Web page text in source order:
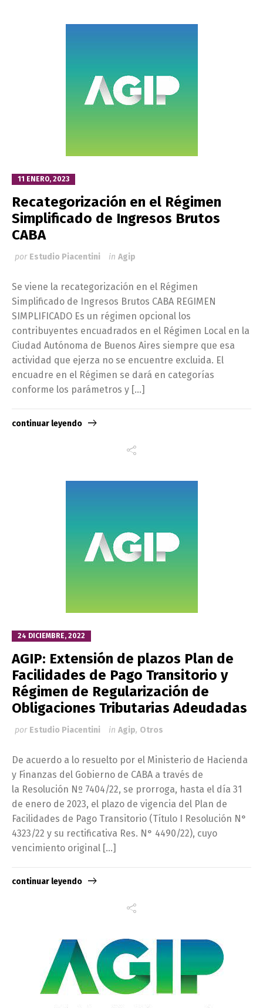
11 ENERO, 2023
Recategorización en el Régimen
Simplificado de Ingresos Brutos
CABA
por Estudio Piacentini in Agip
Se viene la recategorización en el Régimen
Simplificado de Ingresos Brutos CABA REGIMEN
SIMPLIFICADO Es un régimen opcional los
contribuyentes encuadrados en el Régimen Local en la
Ciudad Autónoma de Buenos Aires siempre que esa
actividad que ejerza no se encuentre excluida. El
encuadre en el Régimen se dará en categorías
conforme los parámetros y […]
continuar leyendo
24 DICIEMBRE, 2022
AGIP: Extensión de plazos Plan de
Facilidades de Pago Transitorio y
Régimen de Regularización de
Obligaciones Tributarias Adeudadas
por Estudio Piacentini in Agip, Otros
De acuerdo a lo resuelto por el Ministerio de Hacienda
y Finanzas del Gobierno de CABA a través de
la Resolución Nº 7404/22, se prorroga, hasta el día 31
de enero de 2023, el plazo de vigencia del Plan de
Facilidades de Pago Transitorio (Título I Resolución N°
4323/22 y su rectificativa Res. N° 4490/22), cuyo
vencimiento original […]
continuar leyendo